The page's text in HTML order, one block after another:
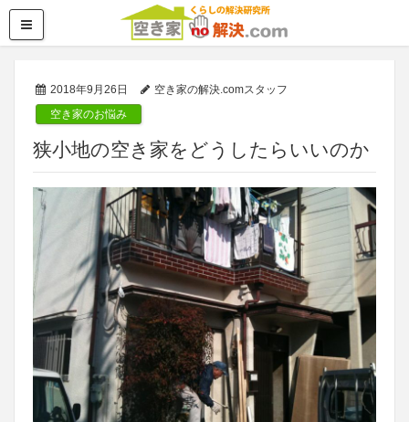
2018年9月26日
空き家の解決.comスタッフ
空き家のお悩み
狭小地の空き家をどうしたらいいのか